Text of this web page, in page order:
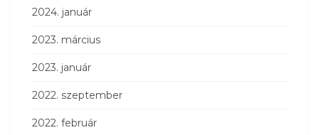
2024. január
2023. március
2023. január
2022. szeptember
2022. február